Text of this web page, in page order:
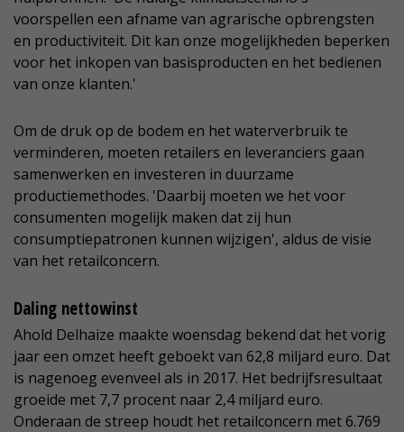
voorspellen een afname van agrarische opbrengsten
en productiviteit. Dit kan onze mogelijkheden beperken
voor het inkopen van basisproducten en het bedienen
van onze klanten.'
Om de druk op de bodem en het waterverbruik te
verminderen, moeten retailers en leveranciers gaan
samenwerken en investeren in duurzame
productiemethodes. 'Daarbij moeten we het voor
consumenten mogelijk maken dat zij hun
consumptiepatronen kunnen wijzigen', aldus de visie
van het retailconcern.
Daling nettowinst
Ahold Delhaize maakte woensdag bekend dat het vorig
jaar een omzet heeft geboekt van 62,8 miljard euro. Dat
is nagenoeg evenveel als in 2017. Het bedrijfsresultaat
groeide met 7,7 procent naar 2,4 miljard euro.
Onderaan de streep houdt het retailconcern met 6.769